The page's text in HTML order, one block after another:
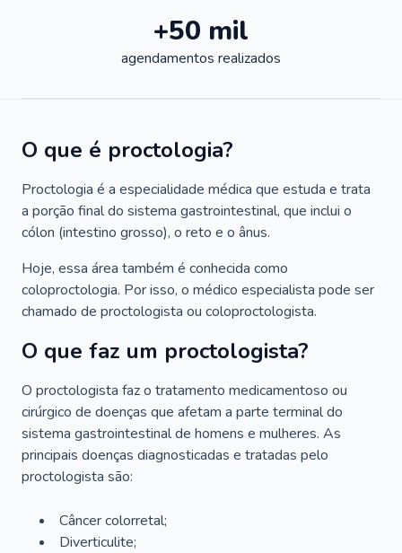
+50 mil
agendamentos realizados
O que é proctologia?
Proctologia é a especialidade médica que estuda e trata
a porção final do sistema gastrointestinal, que inclui o
cólon (intestino grosso), o reto e o ânus.
Hoje, essa área também é conhecida como
coloproctologia. Por isso, o médico especialista pode ser
chamado de proctologista ou coloproctologista.
O que faz um proctologista?
O proctologista faz o tratamento medicamentoso ou
cirúrgico de doenças que afetam a parte terminal do
sistema gastrointestinal de homens e mulheres. As
principais doenças diagnosticadas e tratadas pelo
proctologista são:
Câncer colorretal;
Diverticulite;